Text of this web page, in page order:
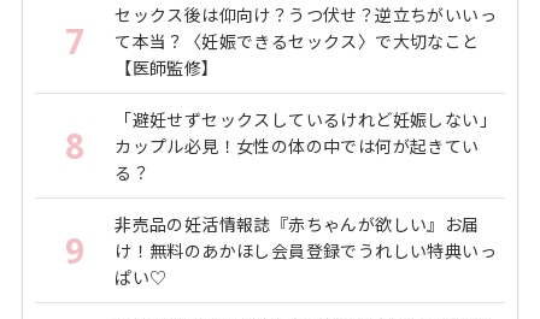
7
セックス後は仰向け？うつ伏せ？逆立ちがいいっ
て本当？〈妊娠できるセックス〉で大切なこと
【医師監修】
8
「避妊せずセックスしているけれど妊娠しない」
カップル必見！女性の体の中では何が起きてい
る？
9
非売品の妊活情報誌『赤ちゃんが欲しい』お届
け！無料のあかほし会員登録でうれしい特典いっ
ぱい♡